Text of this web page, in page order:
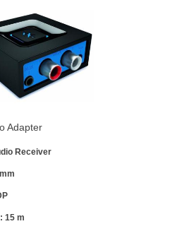
Adapter
Receiver
15 m